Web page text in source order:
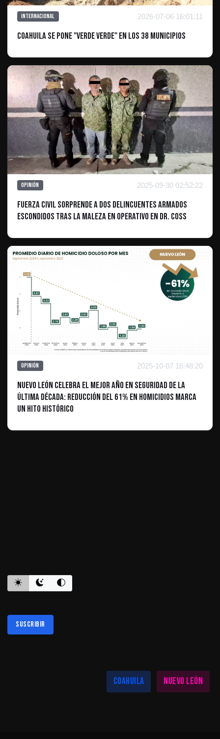
Internacional 2026-07-06 16:01:11
Coahuila se pone "Verde Verde" en los 38 municipios
Opinión 2025-09-30 02:52:22
Fuerza Civil sorprende a Dos Delincuentes Armados
escondidos tras la maleza en Operativo en Dr. Coss
Opinión 2025-10-07 16:48:20
Nuevo León Celebra el Mejor Año en Seguridad de la
Última Década: Reducción del 61% en Homicidios Marca
un Hito Histórico
Suscribir
Coahuila
Nuevo León